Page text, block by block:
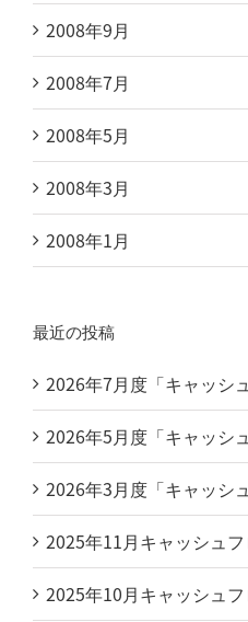
2008年9月
2008年7月
2008年5月
2008年3月
2008年1月
最近の投稿
2026年7月度「キャッシ
2026年5月度「キャッシ
2026年3月度「キャッシ
2025年11月キャッシュ
2025年10月キャッシュ